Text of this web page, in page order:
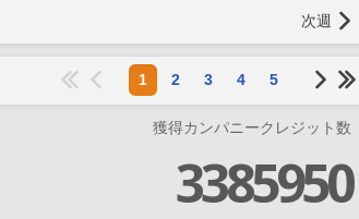
次週
1 2 3 4 5
獲得カンパニークレジット数
3385950